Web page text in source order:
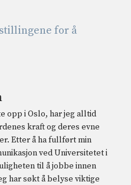
for å
opp i Oslo, har jeg alltid
kraft og deres evne
Etter å ha fullført min
ved Universitetet i
til å jobbe innen
har søkt å belyse viktige